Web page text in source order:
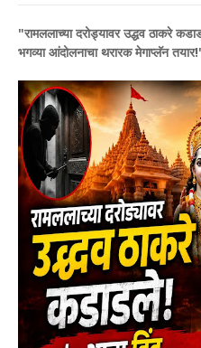
​"रामललाच्या दरोड्यावर उद्धव ठाकरे
भगव्या आंदोलनाचा थरारक मेगाप्लॅन